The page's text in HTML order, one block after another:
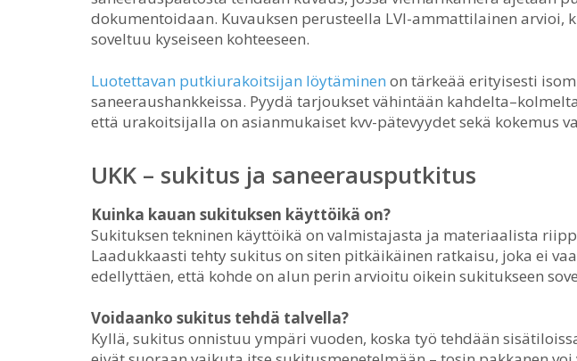
dokumentoidaan. Kuvauksen perusteella LVI-ammattilainen arvioi,
soveltuu kyseiseen kohteeseen.
Luotettavan putkiurakoitsijan löytäminen on tärkeää erityisesti
saneeraushankkeissa. Pyydä tarjoukset vähintään
että urakoitsijalla on asianmukaiset kvv-pätevyydet sekä kokemus
UKK – sukitus ja saneerausputkitus
Kuinka kauan sukituksen käyttöikä on?
Sukituksen tekninen käyttöikä on valmistajasta ja materiaalista
Laadukkaasti tehty sukitus on siten pitkäikäinen ratkaisu, joka ei
edellyttäen, että kohde on alun perin arvioitu oikein sukitukseen
Voidaanko sukitus tehdä talvella?
Kyllä, sukitus onnistuu ympäri vuoden, koska työ tehdään